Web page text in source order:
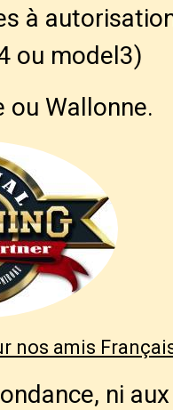
à
ou model3)
ou Wallonne.
nos amis
ni